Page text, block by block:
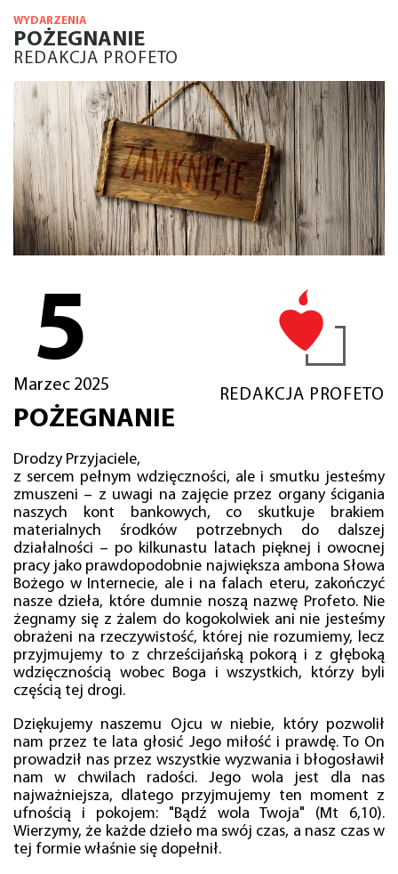
WYDARZENIA
POŻEGNANIE
REDAKCJA PROFETO
5
Marzec 2025
REDAKCJA PROFETO
POŻEGNANIE
Drodzy Przyjaciele,
z sercem pełnym wdzięczności, ale i smutku jesteśmy
zmuszeni – z uwagi na zajęcie przez organy ścigania
naszych kont bankowych, co skutkuje brakiem
materialnych środków potrzebnych do dalszej
działalności – po kilkunastu latach pięknej i owocnej
pracy jako prawdopodobnie największa ambona Słowa
Bożego w Internecie, ale i na falach eteru, zakończyć
nasze dzieła, które dumnie noszą nazwę Profeto. Nie
żegnamy się z żalem do kogokolwiek ani nie jesteśmy
obrażeni na rzeczywistość, której nie rozumiemy, lecz
przyjmujemy to z chrześcijańską pokorą i z głęboką
wdzięcznością wobec Boga i wszystkich, którzy byli
częścią tej drogi.
Dziękujemy naszemu Ojcu w niebie, który pozwolił
nam przez te lata głosić Jego miłość i prawdę. To On
prowadził nas przez wszystkie wyzwania i błogosławił
nam w chwilach radości. Jego wola jest dla nas
najważniejsza, dlatego przyjmujemy ten moment z
ufnością i pokojem: "Bądź wola Twoja" (Mt 6,10).
Wierzymy, że każde dzieło ma swój czas, a nasz czas w
tej formie właśnie się dopełnił.